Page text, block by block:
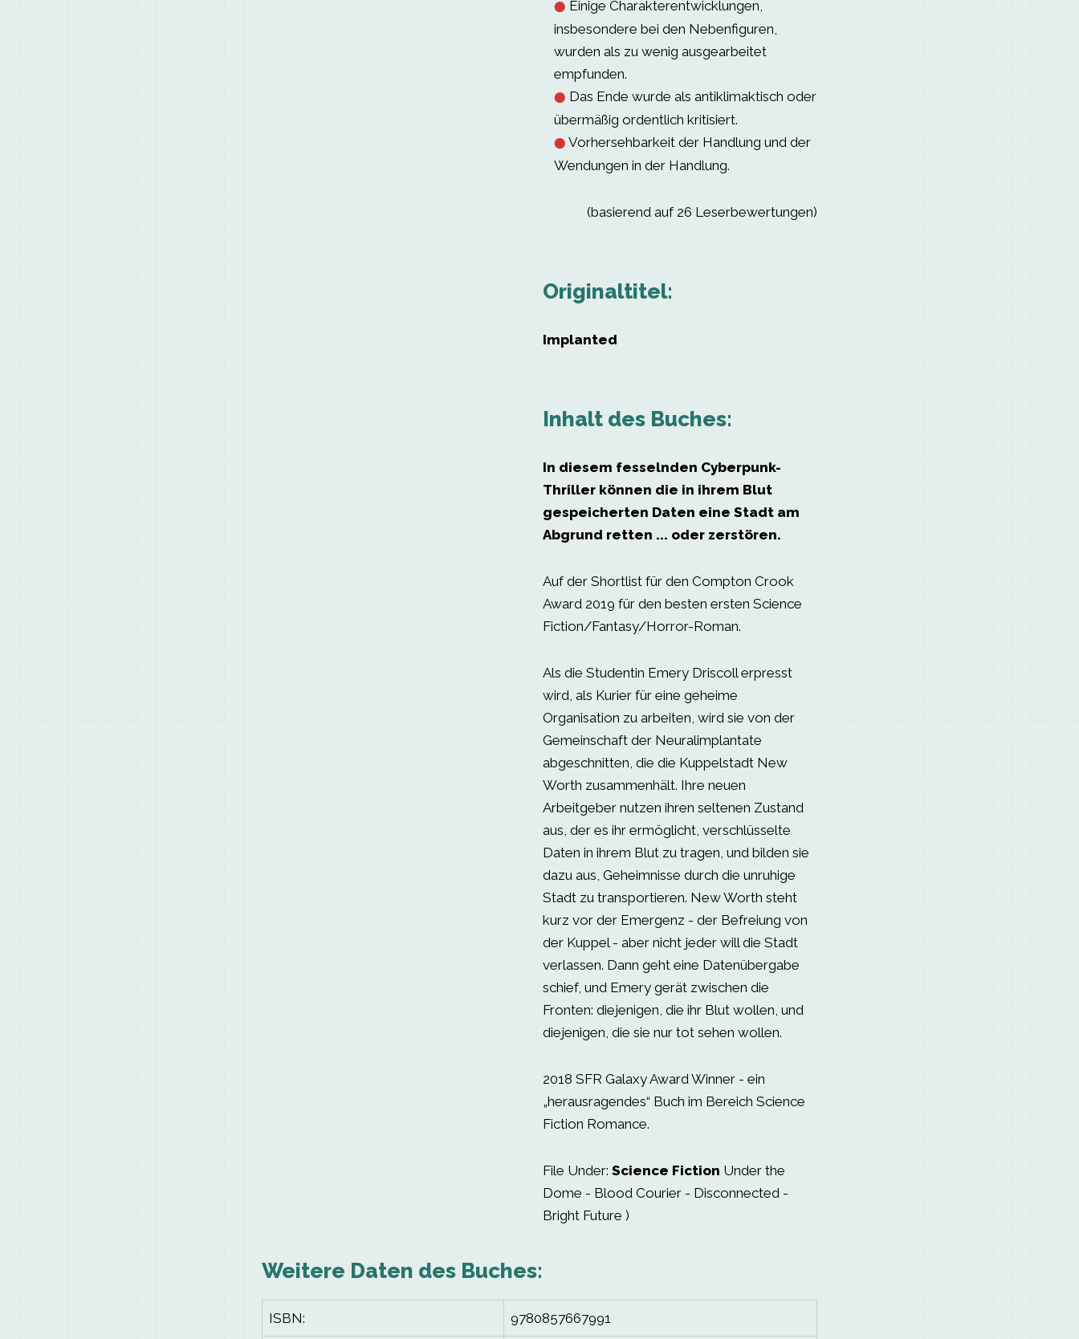
⬤ Einige Charakterentwicklungen,
insbesondere bei den Nebenfiguren,
wurden als zu wenig ausgearbeitet
empfunden.
⬤ Das Ende wurde als antiklimaktisch oder
übermäßig ordentlich kritisiert.
⬤ Vorhersehbarkeit der Handlung und der
Wendungen in der Handlung.
(basierend auf 26 Leserbewertungen)
Originaltitel:
Implanted
Inhalt des Buches:
In diesem fesselnden Cyberpunk-
Thriller können die in ihrem Blut
gespeicherten Daten eine Stadt am
Abgrund retten ... oder zerstören.
Auf der Shortlist für den Compton Crook
Award 2019 für den besten ersten Science
Fiction/Fantasy/Horror-Roman.
Als die Studentin Emery Driscoll erpresst
wird, als Kurier für eine geheime
Organisation zu arbeiten, wird sie von der
Gemeinschaft der Neuralimplantate
abgeschnitten, die die Kuppelstadt New
Worth zusammenhält. Ihre neuen
Arbeitgeber nutzen ihren seltenen Zustand
aus, der es ihr ermöglicht, verschlüsselte
Daten in ihrem Blut zu tragen, und bilden sie
dazu aus, Geheimnisse durch die unruhige
Stadt zu transportieren. New Worth steht
kurz vor der Emergenz - der Befreiung von
der Kuppel - aber nicht jeder will die Stadt
verlassen. Dann geht eine Datenübergabe
schief, und Emery gerät zwischen die
Fronten: diejenigen, die ihr Blut wollen, und
diejenigen, die sie nur tot sehen wollen.
2018 SFR Galaxy Award Winner - ein
„herausragendes“ Buch im Bereich Science
Fiction Romance.
File Under: Science Fiction Under the
Dome - Blood Courier - Disconnected -
Bright Future )
Weitere Daten des Buches:
ISBN: 9780857667991